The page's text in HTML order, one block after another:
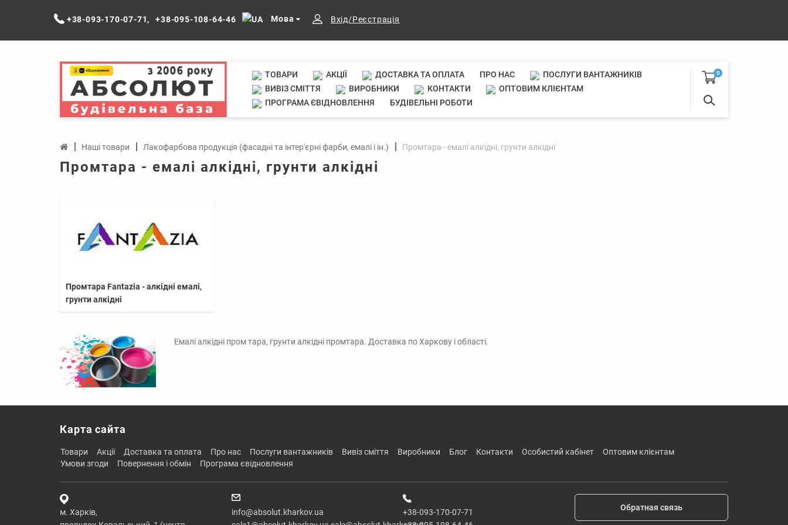
+38-093-170-07-71, +38-095-108-64-46 Мова Вхід/Реєстрація
ТОВАРИ АКЦІЇ ДОСТАВКА ТА ОПЛАТА ПРО НАС
ПОСЛУГИ ВАНТАЖНИКІВ
ВИВІЗ СМІТТЯ
ВИРОБНИКИ КОНТАКТИ
ОПТОВИМ КЛІЄНТАМ
ПРОГРАМА ЄВІДНОВЛЕННЯ
БУДІВЕЛЬНІ РОБОТИ
0
Наші товари Лакофарбова продукція (фасадні та інтер'єрні фарби, емалі і ін.) Промтара - емалі алкідні, грунти алкідні
Промтара - емалі алкідні, грунти алкідні
Промтара Fantazia - алкідні емалі,
грунти алкідні
Емалі алкідні пром тара, грунти алкідні промтара. Доставка по Харкову і області.
Карта сайта
товари акції доставка та оплата про нас послуги вантажників вивіз сміття виробники блог контакти особистий кабінет
оптовим клієнтам
умови згоди
повернення і обмін програма євідновлення
м. Харків,
info@absolut.kharkov.ua
+38-093-170-07-71
Обратная связь